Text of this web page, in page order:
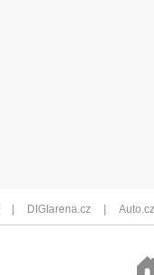
DIGIarena.cz Auto.cz